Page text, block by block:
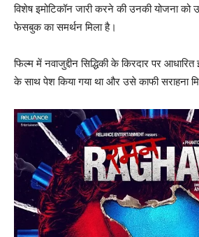
विशेष इमोटिकॉन जारी करने की उनकी योजना को
फेसबुक का समर्थन मिला है।
फिल्म में नवाजुद्दीन सिद्धिकी के किरदार पर
के साथ पेश किया गया था और उसे काफी सराहना